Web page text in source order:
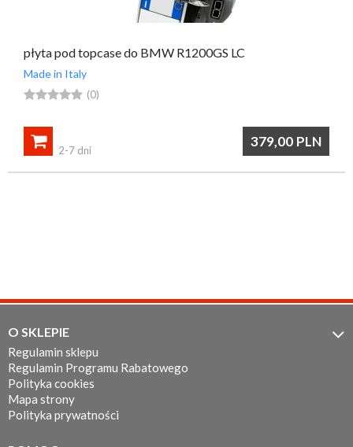
płyta pod topcase do BMW R1200GS LC
Made in Italy
 (0)
379,00 PLN

2-7 dni
O SKLEPIE 
Regulamin sklepu
Regulamin Programu Rabatowego
Polityka cookies
Mapa strony
Polityka prywatności